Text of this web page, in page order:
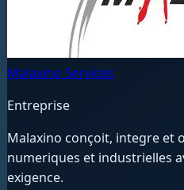
Malaxino Services
Entreprise
Malaxino conçoit, integre et
numeriques et industrielles
exigence.